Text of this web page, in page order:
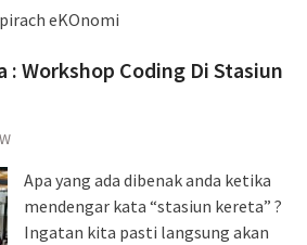
Pembatalan sementara
eKOnomi
: Workshop Coding Di Stasiun
Apa yang ada dibenak anda ketika
mendengar kata “stasiun kereta” ?
Ingatan kita pasti langsung akan